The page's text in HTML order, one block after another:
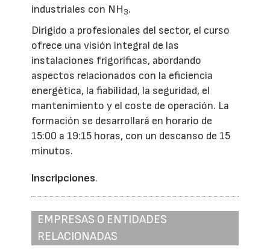
industriales con NH3.
Dirigido a profesionales del sector, el curso
ofrece una visión integral de las
instalaciones frigoríficas, abordando
aspectos relacionados con la eficiencia
energética, la fiabilidad, la seguridad, el
mantenimiento y el coste de operación. La
formación se desarrollará en horario de
15:00 a 19:15 horas, con un descanso de 15
minutos.
Inscripciones.
EMPRESAS O ENTIDADES
RELACIONADAS